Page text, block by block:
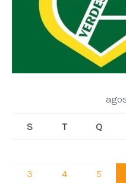
S T Q
3
4 5